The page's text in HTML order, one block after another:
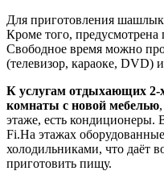
Для приготовления
Кроме того, предусмотрена
Свободное время можно
(телевизор, караоке, DVD)
К услугам отдыхающих 2-
комнаты с новой мебелью
этаже, есть кондиционеры.
Fi.На этажах
холодильниками, что даёт
приготовить пищу.